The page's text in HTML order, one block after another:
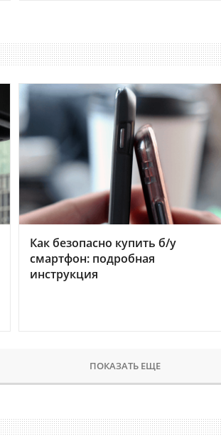
Как безопасно купить б/у
смартфон: подробная
инструкция
ПОКАЗАТЬ ЕЩЕ